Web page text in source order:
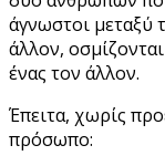
άγνωστοι μεταξύ
άλλον,
ένας τον άλλον.
Έπειτα, χωρίς
πρόσωπο: